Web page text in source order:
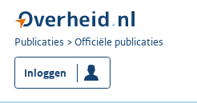
U
bent
nu
hier:
Publicaties Officiële publicaties
Inloggen